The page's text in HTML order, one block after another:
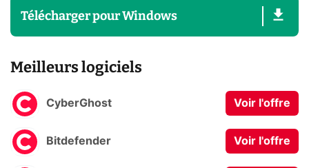
TéléchargerpourWindows
Meilleurs logiciels
CyberGhost Voir l'offre
Bitdefender Voir l'offre